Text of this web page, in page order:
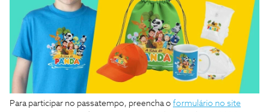
Para participar no passatempo, preencha o formulário no site